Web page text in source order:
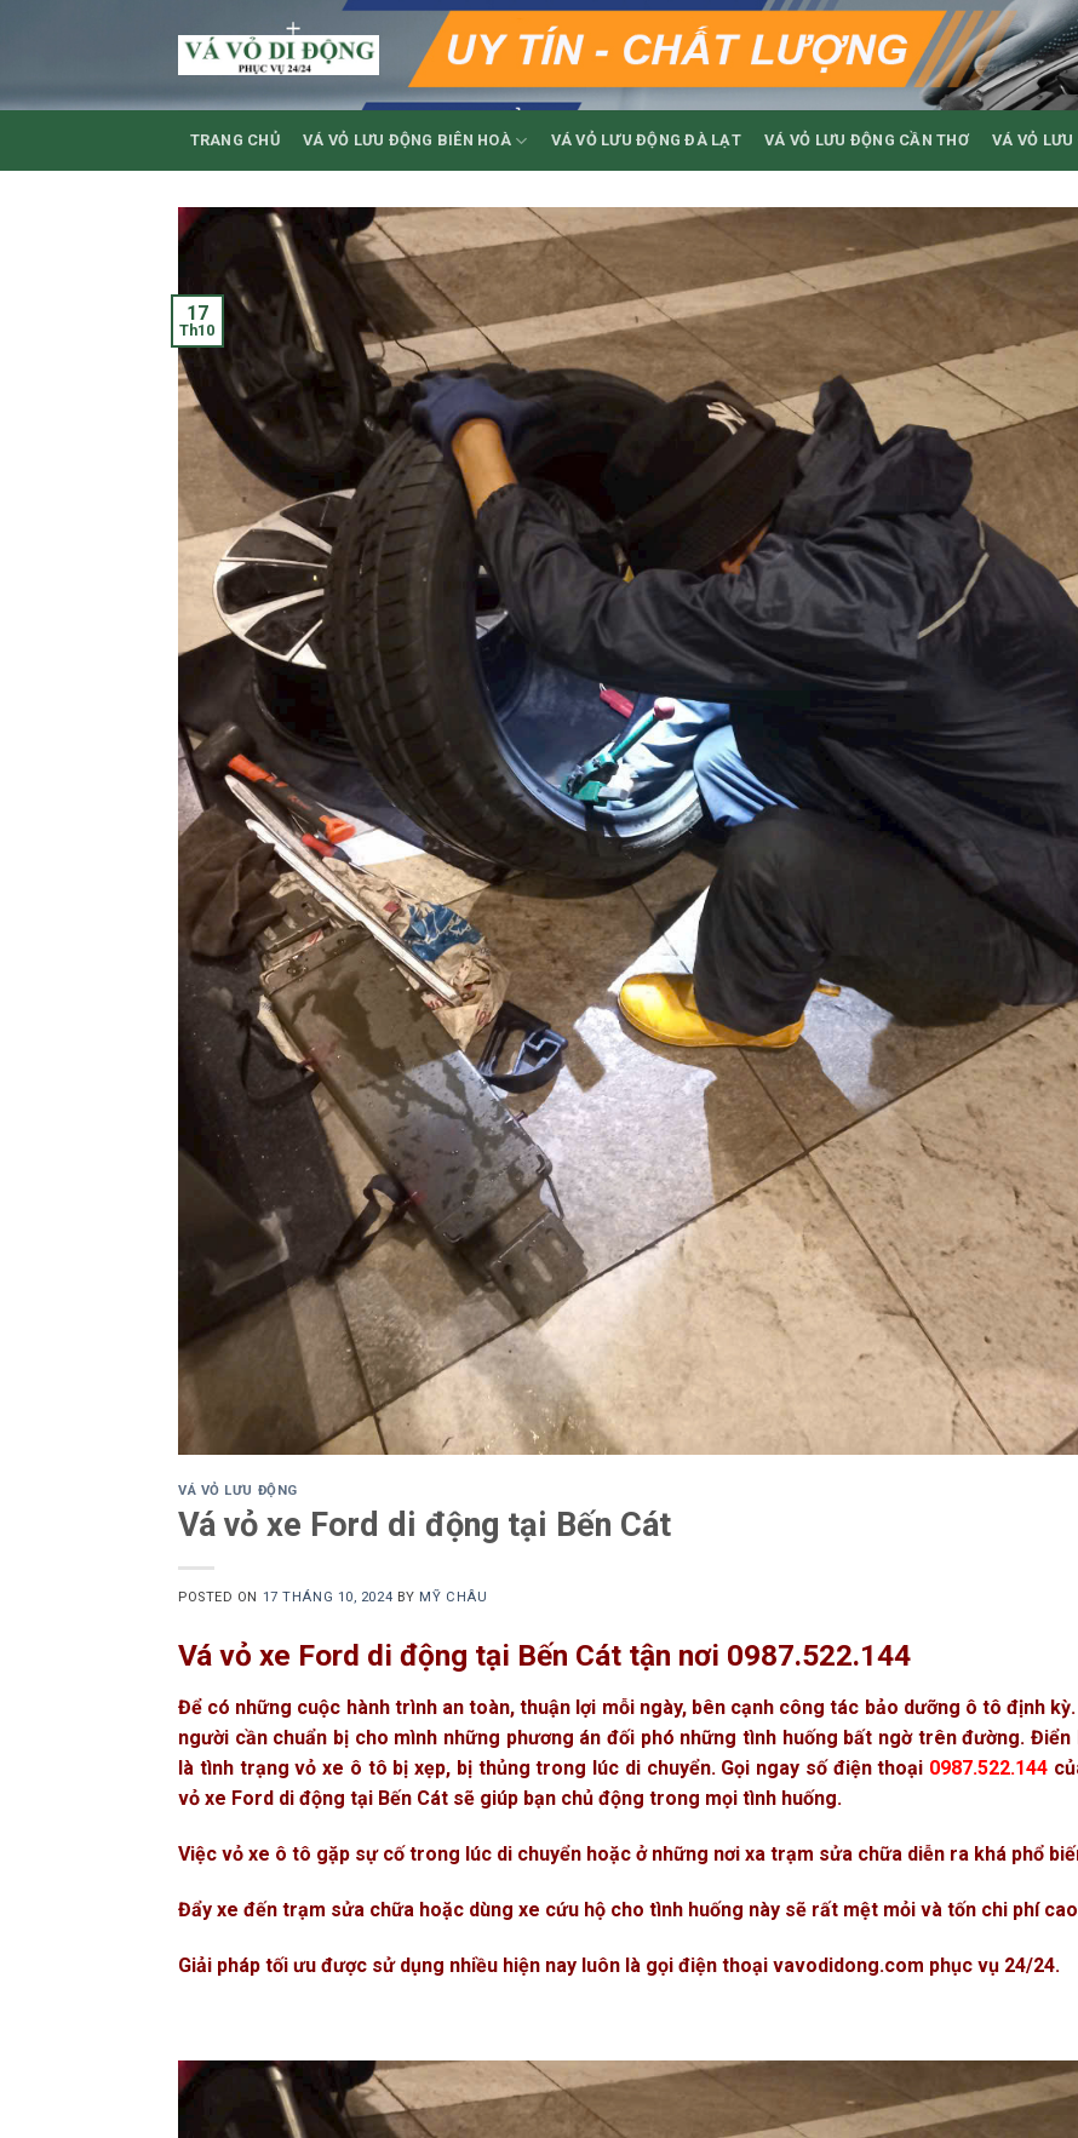
TRANG CHỦ VÁ VỎ LƯU ĐỘNG BIÊN HOÀ VÁ VỎ LƯU ĐỘNG ĐÀ LẠT VÁ VỎ LƯU ĐỘNG CẦN THƠ VÁ VỎ
17
Th10
VÁ VỎ LƯU ĐỘNG
Vá vỏ xe Ford di động tại Bến Cát
POSTED ON 17 THÁNG 10, 2024 BY MỸ CHÂU
Vá vỏ xe Ford di động tại Bến Cát tận nơi 0987.522.144
Để có những cuộc hành trình an toàn, thuận lợi mỗi ngày, bên cạnh công tác bảo dưỡng ô tô định
người cần chuẩn bị cho mình những phương án đối phó những tình huống bất ngờ trên đường. Điển
là tình trạng vỏ xe ô tô bị xẹp, bị thủng trong lúc di chuyển. Gọi ngay số điện thoại 0987.522.144
vỏ xe Ford di động tại Bến Cát sẽ giúp bạn chủ động trong mọi tình huống.
Việc vỏ xe ô tô gặp sự cố trong lúc di chuyển hoặc ở những nơi xa trạm sửa chữa diễn ra khá phổ
Đẩy xe đến trạm sửa chữa hoặc dùng xe cứu hộ cho tình huống này sẽ rất mệt mỏi và tốn chi phí
Giải pháp tối ưu được sử dụng nhiều hiện nay luôn là gọi điện thoại vavodidong.com phục vụ 24/24.